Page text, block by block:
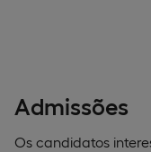
Admissões
Os candidatos